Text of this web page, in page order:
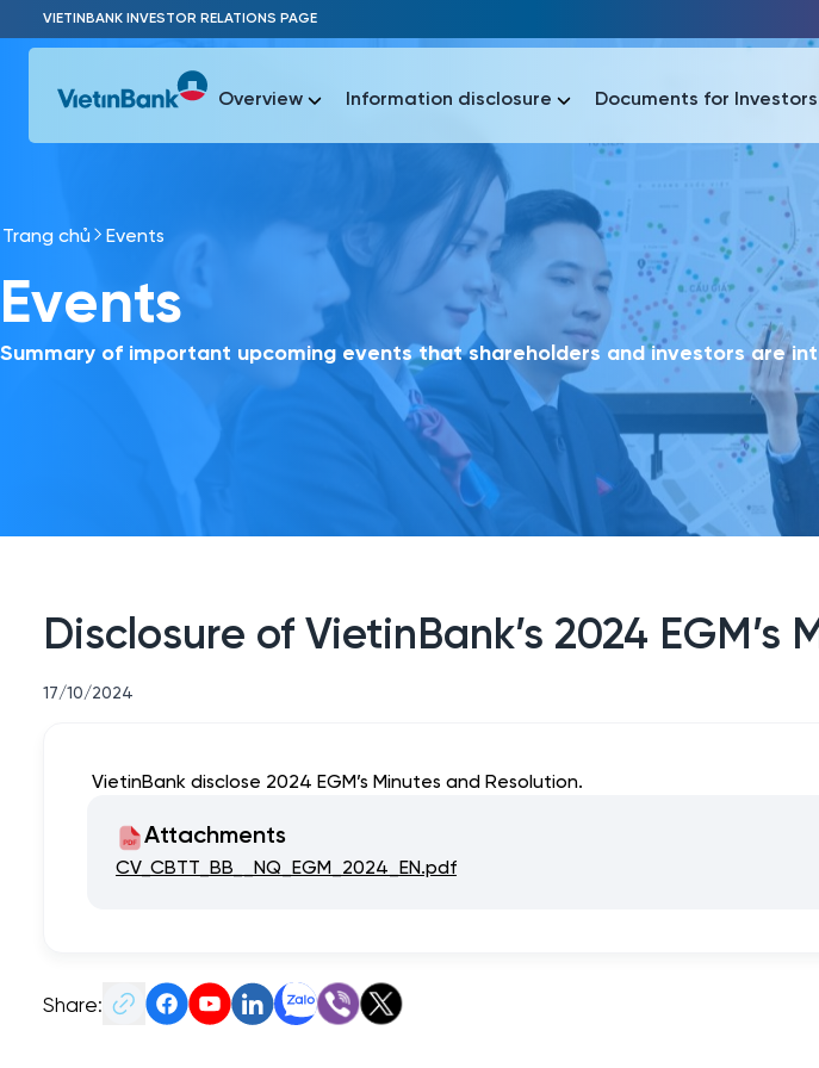
Skip to Main Content
VIETINBANK INVESTOR RELATIONS PAGE
Most Popular
Báo cáo tài chính Thông tin giao dịch
Overview Information disclosure Documents for Investors
Most Popular
Thông tin giao dịch
Trang chủ Events
Events
Summary of important upcoming events that shareholders and investors are
Disclosure of VietinBank’s 2024 EGM’s
17/10/2024
VietinBank disclose 2024 EGM’s Minutes and Resolution.
Attachments
CV_CBTT_BB__NQ_EGM_2024_EN.pdf
Share: